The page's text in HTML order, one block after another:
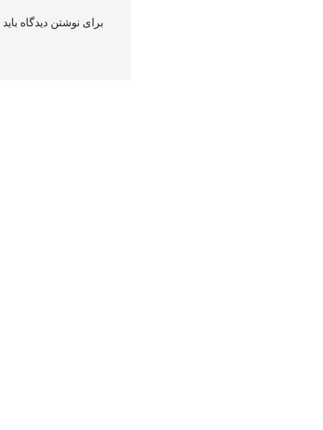
برای نوشتن دیدگاه باید